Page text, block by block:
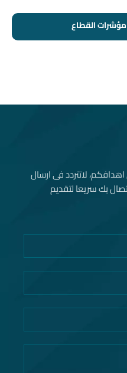
مؤشرات القطاع
لاتتردد فى ارسال
بك سريعا لتقديم